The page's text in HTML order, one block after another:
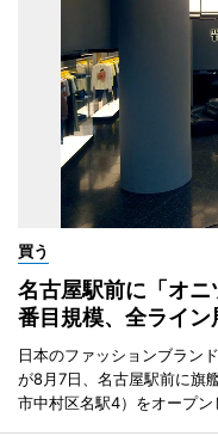
買う
名古屋駅前に「オ
番目規模、全ライン
日本のファッションブラン
が8月7日、名古屋駅前に旗
市中村区名駅4）をオープン